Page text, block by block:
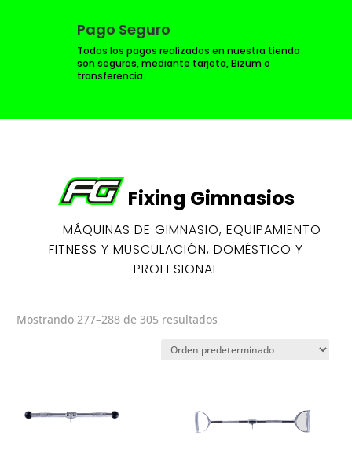
Pago Seguro
Todos los pagos realizados en nuestra tienda
son seguros, mediante tarjeta, Bizum o
transferencia.
Fixing Gimnasios
MÁQUINAS DE GIMNASIO, EQUIPAMIENTO
FITNESS Y MUSCULACIÓN, DOMÉSTICO Y
PROFESIONAL
Mostrando 277–288 de 305 resultados